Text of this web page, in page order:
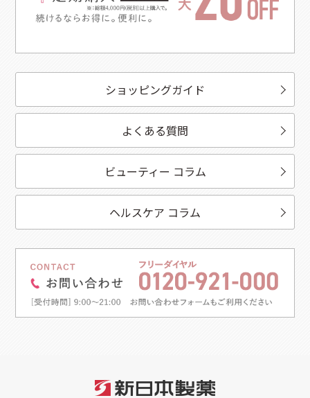
ショッピングガイド
よくある質問
ビューティー コラム
ヘルスケア コラム